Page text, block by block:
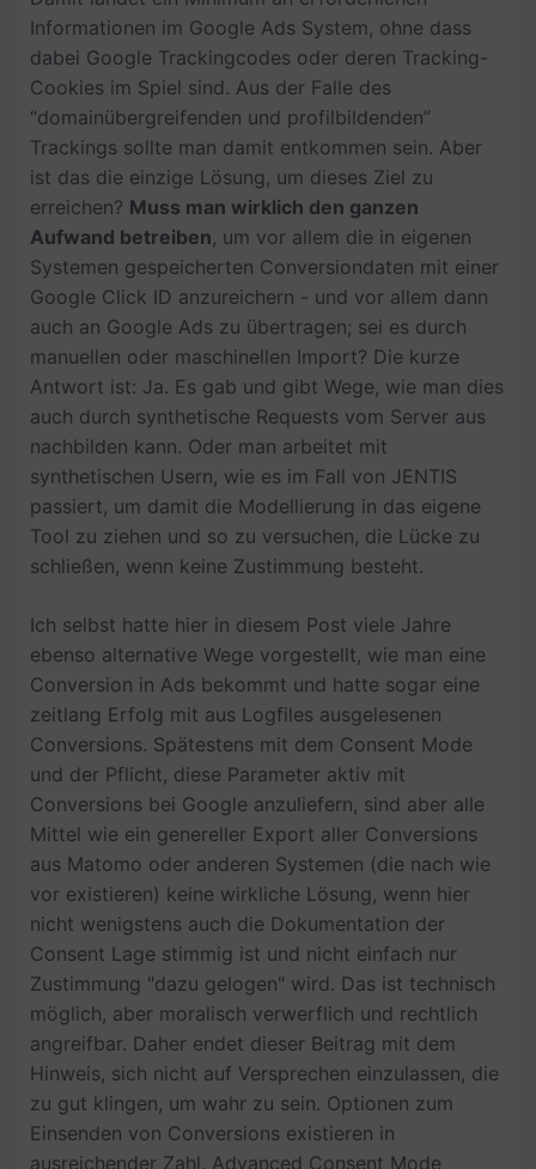
Informationen im Google Ads System, ohne dass
dabei Google Trackingcodes oder deren Tracking-
Cookies im Spiel sind. Aus der Falle des
“domainübergreifenden und profilbildenden”
Trackings sollte man damit entkommen sein. Aber
ist das die einzige Lösung, um dieses Ziel zu
erreichen? Muss man wirklich den ganzen
Aufwand betreiben, um vor allem die in eigenen
Systemen gespeicherten Conversiondaten mit einer
Google Click ID anzureichern - und vor allem dann
auch an Google Ads zu übertragen; sei es durch
manuellen oder maschinellen Import? Die kurze
Antwort ist: Ja. Es gab und gibt Wege, wie man dies
auch durch synthetische Requests vom Server aus
nachbilden kann. Oder man arbeitet mit
synthetischen Usern, wie es im Fall von JENTIS
passiert, um damit die Modellierung in das eigene
Tool zu ziehen und so zu versuchen, die Lücke zu
schließen, wenn keine Zustimmung besteht.
Ich selbst hatte hier in diesem Post viele Jahre
ebenso alternative Wege vorgestellt, wie man eine
Conversion in Ads bekommt und hatte sogar eine
zeitlang Erfolg mit aus Logfiles ausgelesenen
Conversions. Spätestens mit dem Consent Mode
und der Pflicht, diese Parameter aktiv mit
Conversions bei Google anzuliefern, sind aber alle
Mittel wie ein genereller Export aller Conversions
aus Matomo oder anderen Systemen (die nach wie
vor existieren) keine wirkliche Lösung, wenn hier
nicht wenigstens auch die Dokumentation der
Consent Lage stimmig ist und nicht einfach nur
Zustimmung "dazu gelogen" wird. Das ist technisch
möglich, aber moralisch verwerflich und rechtlich
angreifbar. Daher endet dieser Beitrag mit dem
Hinweis, sich nicht auf Versprechen einzulassen, die
zu gut klingen, um wahr zu sein. Optionen zum
Einsenden von Conversions existieren in
ausreichender Zahl. Advanced Consent Mode